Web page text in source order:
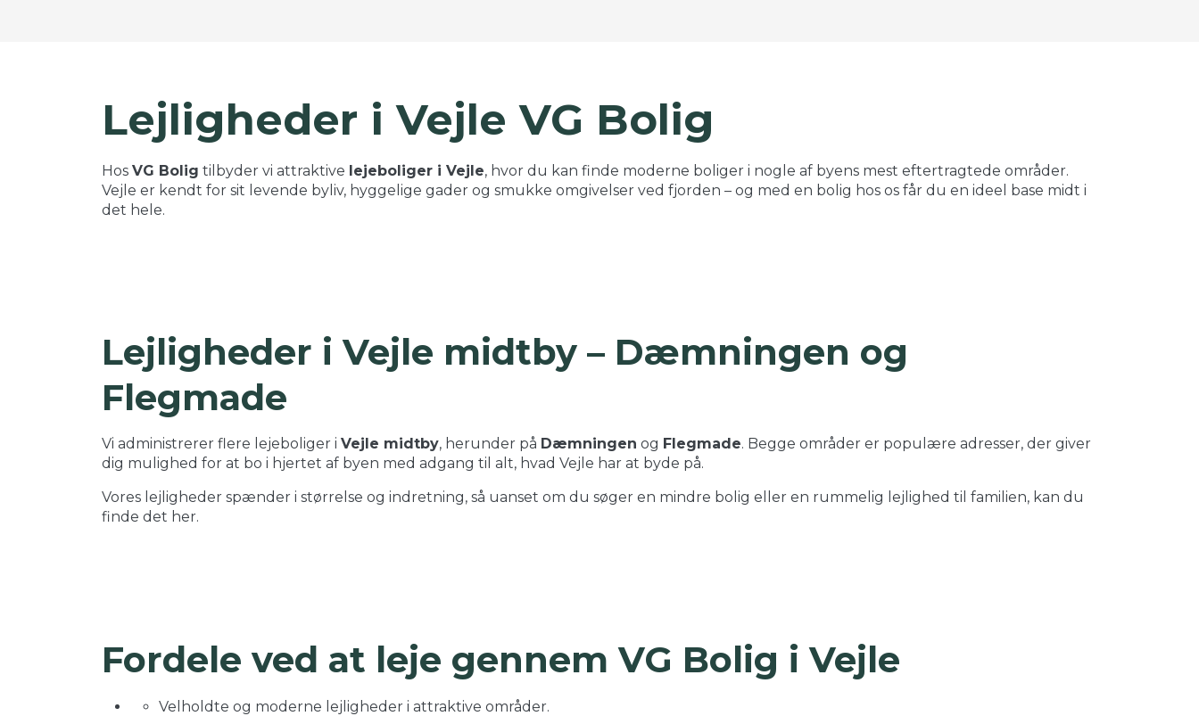
Lejligheder i Vejle VG Bolig
Hos VG Bolig tilbyder vi attraktive lejeboliger i Vejle, hvor du kan finde moderne boliger i nogle af byens mest eftertragtede områder.
Vejle er kendt for sit levende byliv, hyggelige gader og smukke omgivelser ved fjorden – og med en bolig hos os får du en ideel base midt i
det hele.
Lejligheder i Vejle midtby – Dæmningen og
Flegmade
Vi administrerer flere lejeboliger i Vejle midtby, herunder på Dæmningen og Flegmade. Begge områder er populære adresser, der giver
dig mulighed for at bo i hjertet af byen med adgang til alt, hvad Vejle har at byde på.
Vores lejligheder spænder i størrelse og indretning, så uanset om du søger en mindre bolig eller en rummelig lejlighed til familien, kan du
finde det her.
Fordele ved at leje gennem VG Bolig i Vejle
Velholdte og moderne lejligheder i attraktive områder.